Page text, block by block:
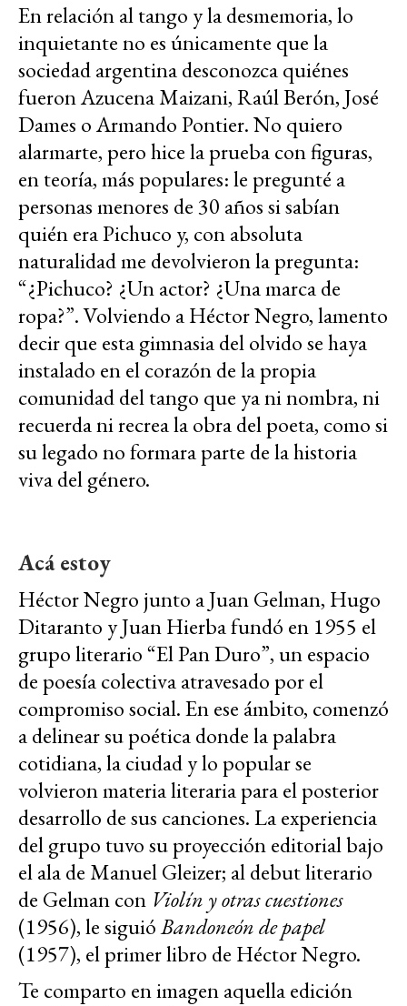
En relación al tango y la desmemoria, lo
inquietante no es únicamente que la
sociedad argentina desconozca quiénes
fueron Azucena Maizani, Raúl Berón, José
Dames o Armando Pontier. No quiero
alarmarte, pero hice la prueba con figuras,
en teoría, más populares: le pregunté a
personas menores de 30 años si sabían
quién era Pichuco y, con absoluta
naturalidad me devolvieron la pregunta:
“¿Pichuco? ¿Un actor? ¿Una marca de
ropa?”. Volviendo a Héctor Negro, lamento
decir que esta gimnasia del olvido se haya
instalado en el corazón de la propia
comunidad del tango que ya ni nombra, ni
recuerda ni recrea la obra del poeta, como si
su legado no formara parte de la historia
viva del género.
Acá estoy
Héctor Negro junto a Juan Gelman, Hugo
Ditaranto y Juan Hierba fundó en 1955 el
grupo literario “El Pan Duro”, un espacio
de poesía colectiva atravesado por el
compromiso social. En ese ámbito, comenzó
a delinear su poética donde la palabra
cotidiana, la ciudad y lo popular se
volvieron materia literaria para el posterior
desarrollo de sus canciones. La experiencia
del grupo tuvo su proyección editorial bajo
el ala de Manuel Gleizer; al debut literario
de Gelman con Violín y otras cuestiones
(1956), le siguióBandoneón de papel
(1957), el primer libro de Héctor Negro.
Te comparto en imagen aquella edición